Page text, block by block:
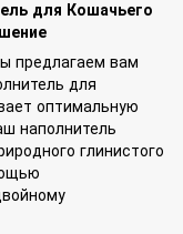
для Кошачьего
предлагаем вам
для
оптимальную
наполнитель
глинистого